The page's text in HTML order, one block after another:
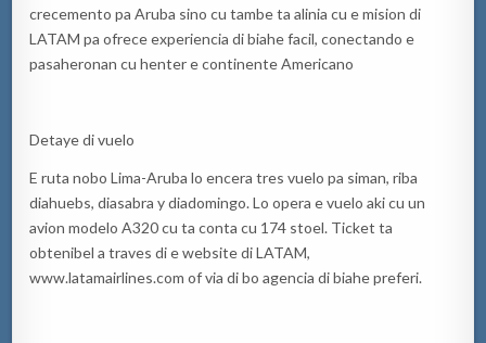
crecemento pa Aruba sino cu tambe ta alinia cu e mision di
LATAM pa ofrece experiencia di biahe facil, conectando e
pasaheronan cu henter e continente Americano
Detaye di vuelo
E ruta nobo Lima-Aruba lo encera tres vuelo pa siman, riba
diahuebs, diasabra y diadomingo. Lo opera e vuelo aki cu un
avion modelo A320 cu ta conta cu 174 stoel. Ticket ta
obtenibel a traves di e website di LATAM,
www.latamairlines.com of via di bo agencia di biahe preferi.